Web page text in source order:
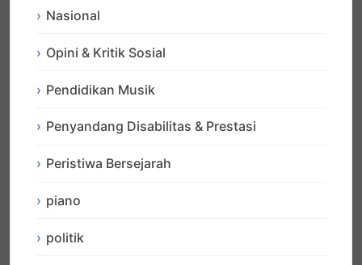
Nasional
Opini & Kritik Sosial
Pendidikan Musik
Penyandang Disabilitas & Prestasi
Peristiwa Bersejarah
piano
politik